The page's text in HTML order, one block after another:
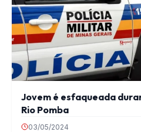
Jovem é esfaqueada
Rio Pomba
03/05/2024